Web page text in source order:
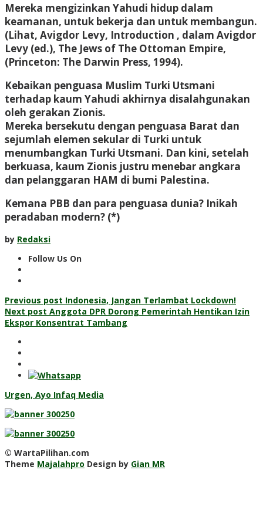
Mereka mengizinkan Yahudi hidup dalam
keamanan, untuk bekerja dan untuk membangun.
(Lihat, Avigdor Levy, Introduction , dalam Avigdor
Levy (ed.), The Jews of The Ottoman Empire,
(Princeton: The Darwin Press, 1994).
Kebaikan penguasa Muslim Turki Utsmani
terhadap kaum Yahudi akhirnya disalahgunakan
oleh gerakan Zionis.
Mereka bersekutu dengan penguasa Barat dan
sejumlah elemen sekular di Turki untuk
menumbangkan Turki Utsmani. Dan kini, setelah
berkuasa, kaum Zionis justru menebar angkara
dan pelanggaran HAM di bumi Palestina.
Kemana PBB dan para penguasa dunia? Inikah
peradaban modern? (*)
by Redaksi
Follow Us On
Post
navigation
Previous post Indonesia, Jangan Terlambat Lockdown!
Next post Anggota DPR Dorong Pemerintah Hentikan Izin
Ekspor Konsentrat Tambang
Urgen, Ayo Infaq Media
© WartaPilihan.com
Theme Majalahpro Design by Gian MR